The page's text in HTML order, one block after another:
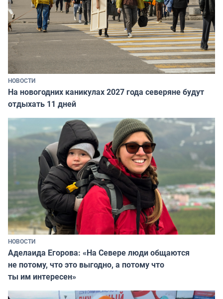
НОВОСТИ
На новогодних каникулах 2027 года северяне будут
отдыхать 11 дней
НОВОСТИ
Аделаида Егорова: «На Севере люди общаются
не потому, что это выгодно, а потому что
ты им интересен»